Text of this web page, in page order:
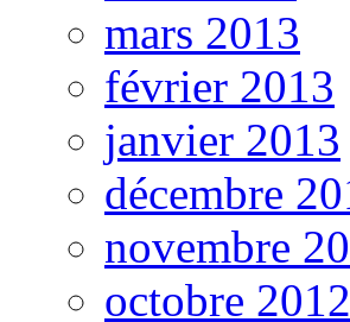
mars 2013
février 2013
janvier 2013
décembre
novembre
octobre 2012